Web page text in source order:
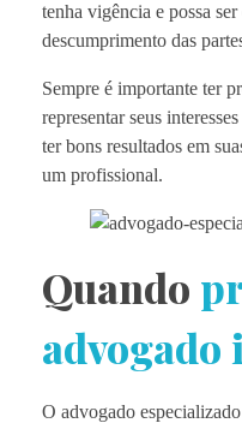
tenha vigência e possa
descumprimento das
Sempre é importante ter
representar seus
ter bons resultados em
um profissional.
Quando
O advogado